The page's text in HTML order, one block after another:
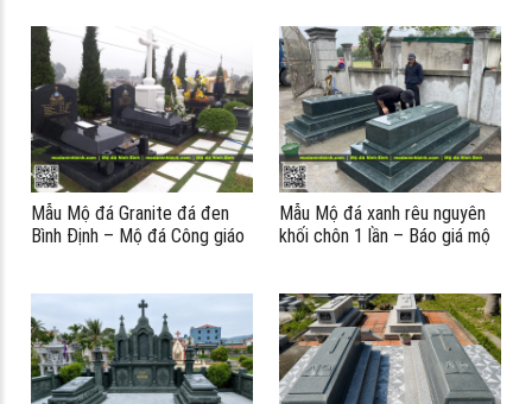
Mẫu Mộ đá Granite đá đen
Bình Định – Mộ đá Công giáo
Mẫu Mộ đá xanh rêu nguyên
khối chôn 1 lần – Báo giá mộ